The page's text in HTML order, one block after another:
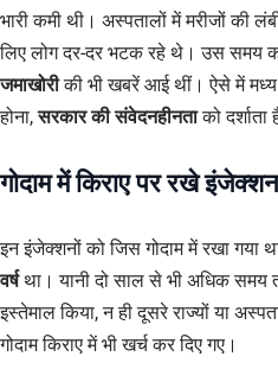
भारी कमी थी। अस्पतालों में मरीजों की
लिए लोग दर-दर भटक रहे थे। उस समय
जमाखोरीकी भी खबरें आई थीं। ऐसे में
होना,सरकार की संवेदनहीनताको दर्शाता
गोदाम में किराए पर रखे
इन इंजेक्शनों को जिस गोदाम में रखा गया
वर्षथा। यानी दो साल से भी अधिक
इस्तेमाल किया, न ही दूसरे राज्यों या
गोदाम किराए में भी खर्च कर दिए गए।